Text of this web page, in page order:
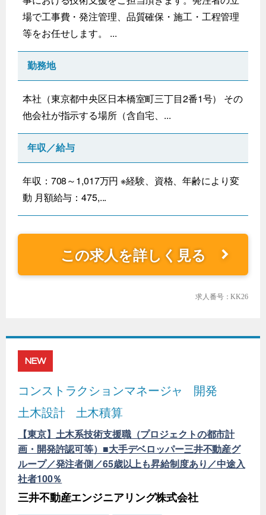
場で工事費・発注管理、品質確保・施工・工程管理
等をお任せします。 ...
勤務地
本社（東京都中央区日本橋室町三丁目2番1号） その
他会社が指示する場所（含自宅、...
年収／給与
年収：708～1,017万円 ※経験、資格、年齢により変
動 月額給与：475,...
この求人を詳しく見る
求人番号：KK26
NEW
コンストラクションマネージャ
開発
土木設計
土木積算
【東京】土木系技術支援職（プロジェクトの都市計
画・開発許認可等）■大手デベロッパー三井不動産グ
ループ／発注者側／65歳以上も昇給制度あり／中途入
社者100％
三井不動産エンジニアリング株式会社